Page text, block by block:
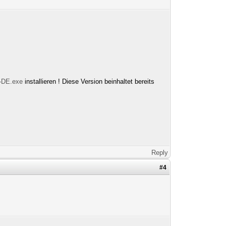
installieren ! Diese Version beinhaltet bereits
Reply
#4